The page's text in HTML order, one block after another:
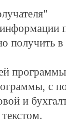
получить
с
и